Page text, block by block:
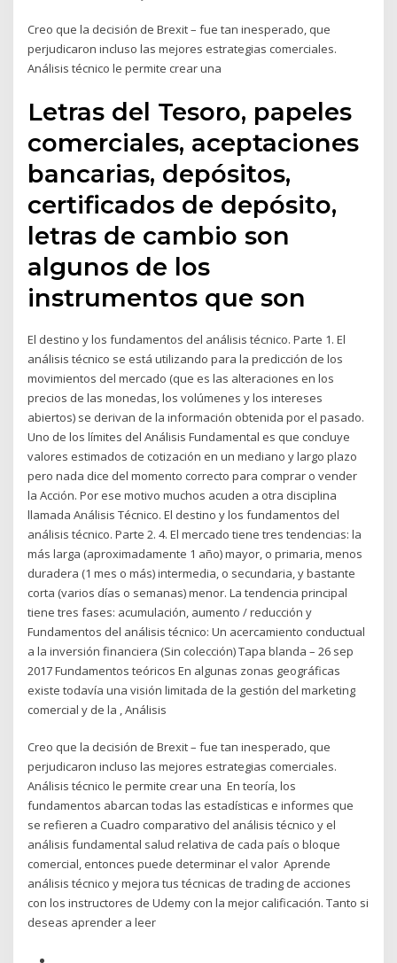
Creo que la decisión de Brexit – fue tan inesperado, que
perjudicaron incluso las mejores estrategias comerciales.
Análisis técnico le permite crear una
Letras del Tesoro, papeles
comerciales, aceptaciones
bancarias, depósitos,
certificados de depósito,
letras de cambio son
algunos de los
instrumentos que son
El destino y los fundamentos del análisis técnico. Parte 1. El
análisis técnico se está utilizando para la predicción de los
movimientos del mercado (que es las alteraciones en los
precios de las monedas, los volúmenes y los intereses
abiertos) se derivan de la información obtenida por el pasado.
Uno de los límites del Análisis Fundamental es que concluye
valores estimados de cotización en un mediano y largo plazo
pero nada dice del momento correcto para comprar o vender
la Acción. Por ese motivo muchos acuden a otra disciplina
llamada Análisis Técnico. El destino y los fundamentos del
análisis técnico. Parte 2. 4. El mercado tiene tres tendencias: la
más larga (aproximadamente 1 año) mayor, o primaria, menos
duradera (1 mes o más) intermedia, o secundaria, y bastante
corta (varios días o semanas) menor. La tendencia principal
tiene tres fases: acumulación, aumento / reducción y
Fundamentos del análisis técnico: Un acercamiento conductual
a la inversión financiera (Sin colección) Tapa blanda – 26 sep
2017 Fundamentos teóricos En algunas zonas geográficas
existe todavía una visión limitada de la gestión del marketing
comercial y de la , Análisis
Creo que la decisión de Brexit – fue tan inesperado, que
perjudicaron incluso las mejores estrategias comerciales.
Análisis técnico le permite crear una En teoría, los
fundamentos abarcan todas las estadísticas e informes que
se refieren a Cuadro comparativo del análisis técnico y el
análisis fundamental salud relativa de cada país o bloque
comercial, entonces puede determinar el valor Aprende
análisis técnico y mejora tus técnicas de trading de acciones
con los instructores de Udemy con la mejor calificación. Tanto si
deseas aprender a leer